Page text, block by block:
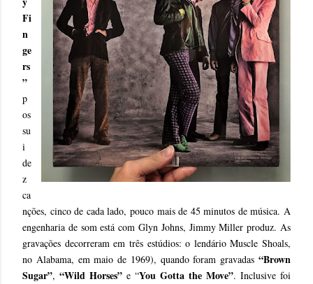
Fi
n
ge
rs
”
p
os
su
i
de
z
ca
nções, cinco de cada lado, pouco mais de 45 minutos de música. A
engenharia de som está com Glyn Johns, Jimmy Miller produz. As
gravações decorreram em três estúdios: o lendário Muscle Shoals,
no Alabama, em maio de 1969), quando foram gravadas “Brown
Sugar”, “Wild Horses” e “You Gotta the Move”. Inclusive foi